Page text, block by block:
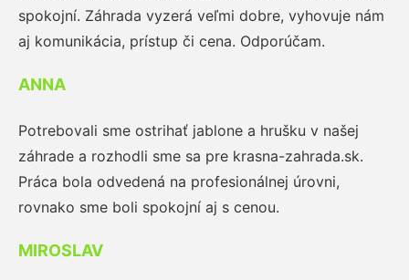
spokojní. Záhrada vyzerá veľmi dobre, vyhovuje nám
aj komunikácia, prístup či cena. Odporúčam.
ANNA
Potrebovali sme ostrihať jablone a hrušku v našej
záhrade a rozhodli sme sa pre krasna-zahrada.sk.
Práca bola odvedená na profesionálnej úrovni,
rovnako sme boli spokojní aj s cenou.
MIROSLAV